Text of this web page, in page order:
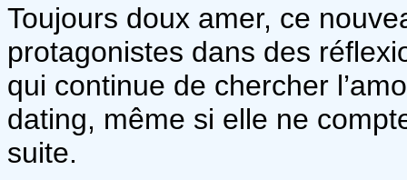
Toujours doux amer, ce
protagonistes dans des
qui continue de chercher
dating, même si elle ne
suite.